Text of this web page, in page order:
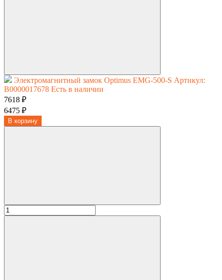
Электромагнитный замок Optimus EMG-500-S Артикул:
В0000017678 Есть в наличии
7618 ₽
6475 ₽
В корзину